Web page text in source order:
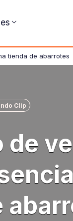
tienda de abarrotes
Clip
de